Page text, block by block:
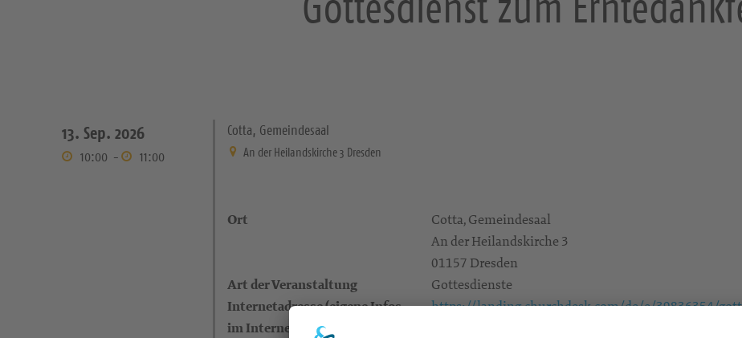
13. Sep. 2026
10:00 - 11:00
Cotta, Gemeindesaal
An der Heilandskirche 3 Dresden
Ort
Cotta, Gemeindesaal
An der Heilandskirche 3
01157 Dresden
Art der Veranstaltung Gottesdienste
Internetadresse (eigene Infos
im Internet)
https://landing.churchdesk.com/de/e/39836354/